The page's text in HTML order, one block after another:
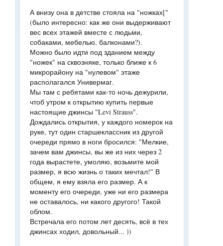
А внизу она в детстве стояла на "ножках["
(было интересно: как же они выдерживают
вес всех этажей вместе с людьми,
собаками, мебелью, балконами?).
Можно было идти под зданием между
"ножек" на сквозняке, только ближе к 6
микрорайону на "нулевом" этаже
располагался Универмаг.
Мы там с ребятами как-то ночь дежурили,
чтоб утром к открытию купить первые
настоящие джинсы "Levi Strauss".
Дождались открытия, у каждого номерок на
руке, тут один старшеклассник из другой
очереди прямо в ноги бросился: "Мелкие,
зачем вам джинсы, вы же из них через 2
года вырастете, умоляю, возьмите мой
размер, я всю жизнь о таких мечтал!" В
общем, я ему взяла его размер. А к
моменту его очереди, уже ни его размера
не оставалось, ни какого другого! Такой
облом.
Встречала его потом лет десять, всё в тех
джинсах ходил, довольный... ))